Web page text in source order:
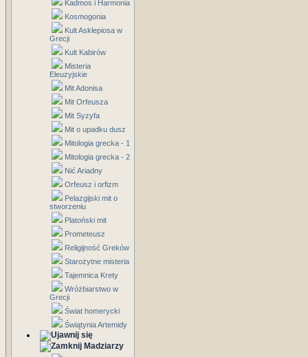
Kadmos i Harmonia
Kosmogonia
Kult Asklepiosa w
Grecji
Kult Kabirów
Misteria
Eleuzyjskie
Mit Adonisa
Mit Orfeusza
Mit Syzyfa
Mit o upadku dusz
Mitologia grecka - 1
Mitologia grecka - 2
Nić Ariadny
Orfeusz i orfizm
Pelazgijski mit o
stworzeniu
Platoński mit
Prometeusz
Religijność Greków
Starożytne misteria
Tajemnica Krety
Wróżbiarstwo w
Grecji
Świat homerycki
Świątynia Artemidy
Madziarzy